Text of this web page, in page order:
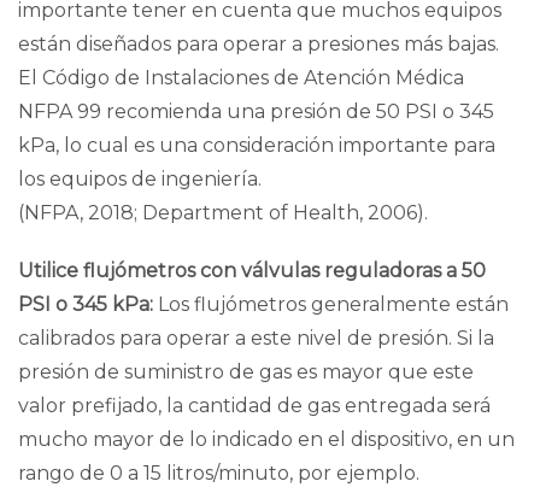
importante tener en cuenta que muchos equipos
están diseñados para operar a presiones más bajas.
El Código de Instalaciones de Atención Médica
NFPA 99 recomienda una presión de 50 PSI o 345
kPa, lo cual es una consideración importante para
los equipos de ingeniería.
(NFPA, 2018; Department of Health, 2006).
Utilice flujómetros con válvulas reguladoras a 50
PSI o 345 kPa: Los flujómetros generalmente están
calibrados para operar a este nivel de presión. Si la
presión de suministro de gas es mayor que este
valor prefijado, la cantidad de gas entregada será
mucho mayor de lo indicado en el dispositivo, en un
rango de 0 a 15 litros/minuto, por ejemplo.